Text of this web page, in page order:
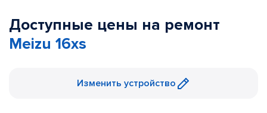
Доступные цены на ремонт
Meizu 16xs
Изменить устройство